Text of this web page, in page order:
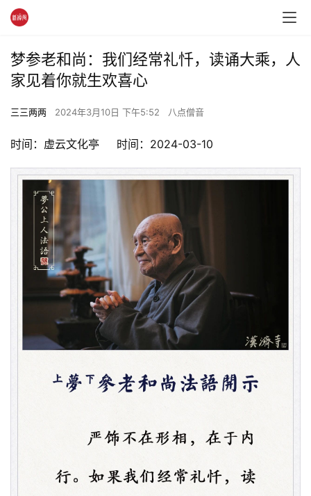
梦参老和尚：我们经常礼忏，读诵大乘，人
家见着你就生欢喜心
三三两两 2024年3月10日 下午5:52 八点僧音
时间：虚云文化亭     时间：2024-03-10